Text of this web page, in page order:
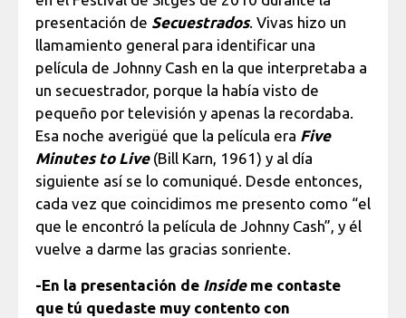
presentación de Secuestrados. Vivas hizo un
llamamiento general para identificar una
película de Johnny Cash en la que interpretaba a
un secuestrador, porque la había visto de
pequeño por televisión y apenas la recordaba.
Esa noche averigüé que la película era Five
Minutes to Live(Bill Karn, 1961) y al día
siguiente así se lo comuniqué. Desde entonces,
cada vez que coincidimos me presento como “el
que le encontró la película de Johnny Cash”, y él
vuelve a darme las gracias sonriente.
-En la presentación de Insideme contaste
que tú quedaste muy contento con